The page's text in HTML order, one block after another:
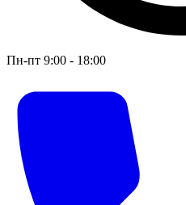
Пн-пт 9:00 - 18:00